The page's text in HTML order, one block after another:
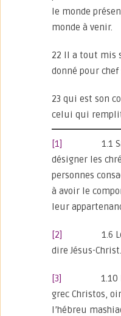
le monde
monde à venir.
22 Il a tout mis
donné pour chef
23 qui est son
celui qui
[1]
1.1
désigner les
personnes
à avoir le
leur
[2]
1.6 Le
dire Jésus-Christ.
[3]
1.10
grec Christos,
l’hébreu